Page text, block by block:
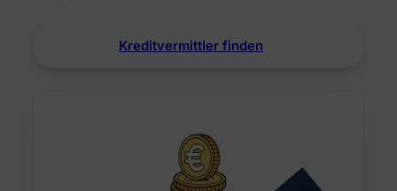
Kreditvermittler finden